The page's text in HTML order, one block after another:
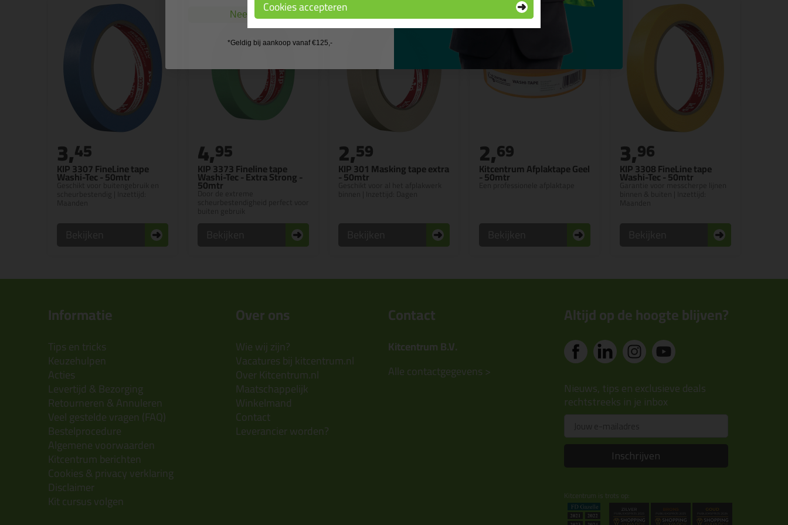
KIP 3307 FineLine tape
Washi-Tec - 50mtr
Geschikt voor buitengebruik en
3,45
KIP 3373 Fineline tape
Washi-Tec - Extra Strong -
50mtr
Door de extreme
4,95
KIP 301 Masking tape extra
- 50mtr
Geschikt voor al het afplakwerk
2,59
Kitcentrum Afplaktape Geel
- 50mtr
Een professionele afplaktape
2,69
KIP 3308 FineLine tape
Washi-Tec - 50mtr
Garantie voor messcherpe lijnen
3,96
Informatie
Tips en tricks
Keuzehulpen
Acties
Levertijd & Bezorging
Retourneren & Annuleren
Veel gestelde vragen (FAQ)
Bestelprocedure
Algemene voorwaarden
Kitcentrum berichten
Cookies & privacy verklaring
Disclaimer
Kit cursus volgen
Over ons
Wie wij zijn?
Vacatures bij kitcentrum.nl
Over Kitcentrum.nl
Maatschappelijk
Winkelmand
Contact
Leverancier worden?
Contact
Kitcentrum B.V.
Alle contactgegevens >
Altijd op de hoogte blijven?
Nieuws, tips en exclusieve deals
rechtstreeks in je inbox
Inschrijven
Kitcentrum is trots op:
Cookies accepteren
Nee, ik wil geen cadeau
*Geldig bij aankoop vanaf €125,-